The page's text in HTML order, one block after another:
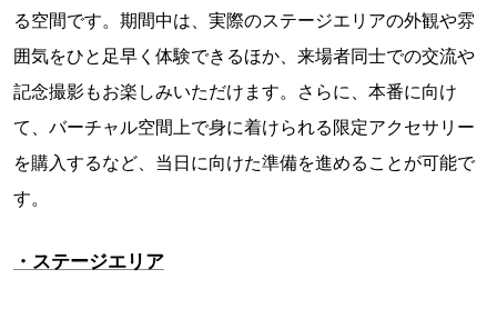
る空間です。期間中は、実際のステージエリアの外観や雰
囲気をひと足早く体験できるほか、来場者同士での交流や
記念撮影もお楽しみいただけます。さらに、本番に向け
て、バーチャル空間上で身に着けられる限定アクセサリー
を購入するなど、当日に向けた準備を進めることが可能で
す。
・ステージエリア